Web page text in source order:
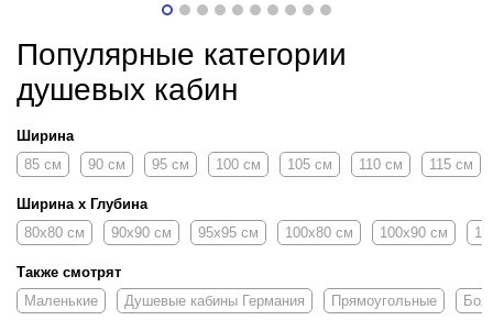
Популярные категории
душевых кабин
Ширина
85 см
90 см 95 см 100 см 105 см 110 см 115 см
Ширина х Глубина
80х80 см
90х90 см 95x95 см 100х80 см 100х90 см
Также смотрят
Маленькие
Душевые кабины Германия Прямоугольные